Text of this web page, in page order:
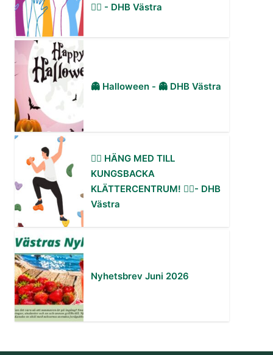
✋🏻 - DHB Västra
👻 Halloween - 👻 DHB Västra
🧗‍♀️ HÄNG MED TILL
KUNGSBACKA
KLÄTTERCENTRUM! 🧗‍♂️- DHB
Västra
Nyhetsbrev Juni 2026